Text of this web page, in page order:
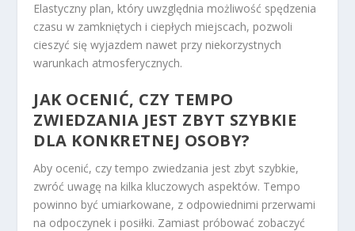
Elastyczny plan, który uwzględnia możliwość spędzenia
czasu w zamkniętych i ciepłych miejscach, pozwoli
cieszyć się wyjazdem nawet przy niekorzystnych
warunkach atmosferycznych.
JAK OCENIĆ, CZY TEMPO
ZWIEDZANIA JEST ZBYT SZYBKIE
DLA KONKRETNEJ OSOBY?
Aby ocenić, czy tempo zwiedzania jest zbyt szybkie,
zwróć uwagę na kilka kluczowych aspektów. Tempo
powinno być umiarkowane, z odpowiednimi przerwami
na odpoczynek i posiłki. Zamiast próbować zobaczyć